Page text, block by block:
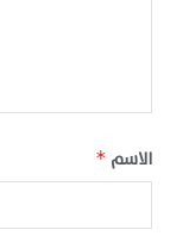
الاسم *